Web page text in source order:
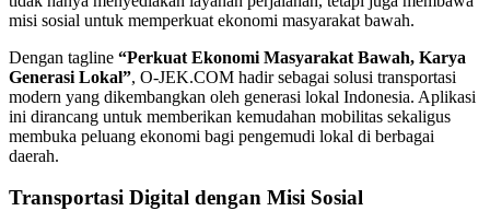
misi sosial untuk memperkuat ekonomi masyarakat bawah.
Dengan tagline “Perkuat Ekonomi Masyarakat Bawah, Karya
Generasi Lokal”, O-JEK.COM hadir sebagai solusi transportasi
modern yang dikembangkan oleh generasi lokal Indonesia. Aplikasi
ini dirancang untuk memberikan kemudahan mobilitas sekaligus
membuka peluang ekonomi bagi pengemudi lokal di berbagai
daerah.
Transportasi Digital dengan Misi Sosial